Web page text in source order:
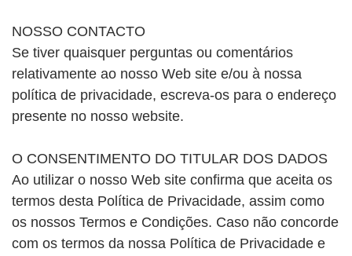
NOSSO CONTACTO
Se tiver quaisquer perguntas ou comentários
relativamente ao nosso Web site e/ou à nossa
política de privacidade, escreva-os para o endereço
presente no nosso website.
O CONSENTIMENTO DO TITULAR DOS DADOS
Ao utilizar o nosso Web site confirma que aceita os
termos desta Política de Privacidade, assim como
os nossos Termos e Condições. Caso não concorde
com os termos da nossa Política de Privacidade e